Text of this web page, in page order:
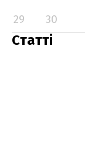
29
30
Статті